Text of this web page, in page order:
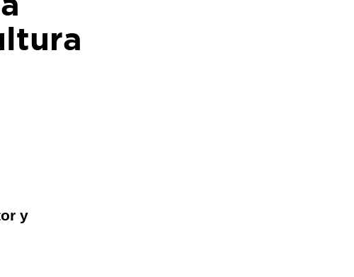
y